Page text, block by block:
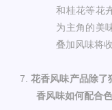
和桂花等花
为主角的美
叠加风味将
7.花香风味产品除了
香风味如何配合